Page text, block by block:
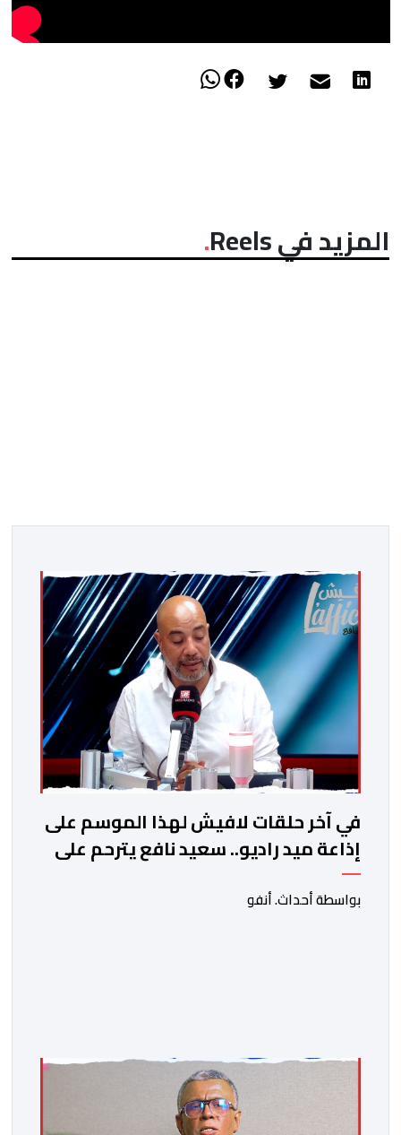
المزيد في Reels
في آخر حلقات لافيش لهذا الموسم على
إذاعة ميد راديو.. سعيد نافع يترحم على
الفقيد الكاتب والصحفي جمال زايد
بواسطة أحداث. أنفو